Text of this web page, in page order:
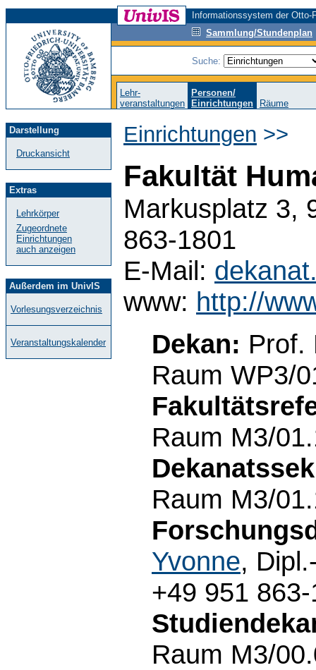
Informationssystem der
Sammlung/Stundenplan
Suche:
Lehr-
veranstaltungen
Personen/
Einrichtungen
Räume
Darstellung
Druckansicht
Extras
Lehrkörper
Zugeordnete
Einrichtungen
auch anzeigen
Außerdem im UnivIS
Vorlesungsverzeichnis
Veranstaltungskalender
Einrichtungen >>
Fakultät
Markusplatz 3,
863-1801
E-Mail:
www: http://
Dekan:
Raum WP3/
Raum M3/
Raum M3/
Yvonne,
+49 951
Raum M3/